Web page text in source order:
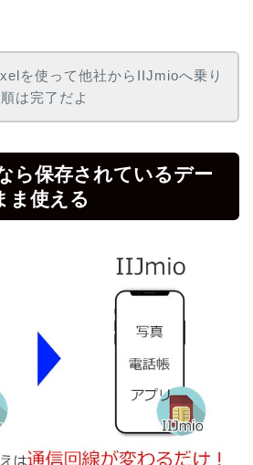
を使って他社からIIJmioへ乗り
は完了だよ
ら保存されているデー
ま使える